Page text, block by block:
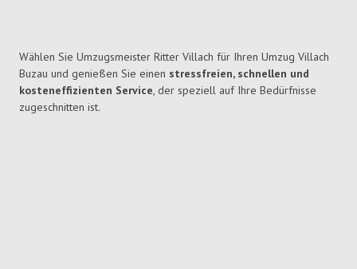
Wählen Sie Umzugsmeister Ritter Villach für Ihren Umzug Villach
Buzau und genießen Sie einen stressfreien, schnellen und
kosteneffizienten Service, der speziell auf Ihre Bedürfnisse
zugeschnitten ist.